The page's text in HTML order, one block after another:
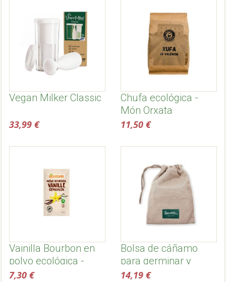
Vegan Milker Classic
33,99 €
Chufa ecológica -
Món Orxata
11,50 €
Vainilla Bourbon en
polvo ecológica -
Biovegan
7,30 €
Bolsa de cáñamo
para germinar y
filtrar leches
14,19 €